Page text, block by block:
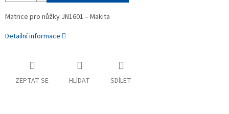
Matrice pro nůžky JN1601 –Makita
Detailní informace
ZEPTAT SE HLÍDAT SDÍLET